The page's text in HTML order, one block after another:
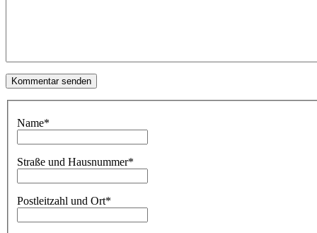
Name*
Straße und Hausnummer*
Postleitzahl und Ort*